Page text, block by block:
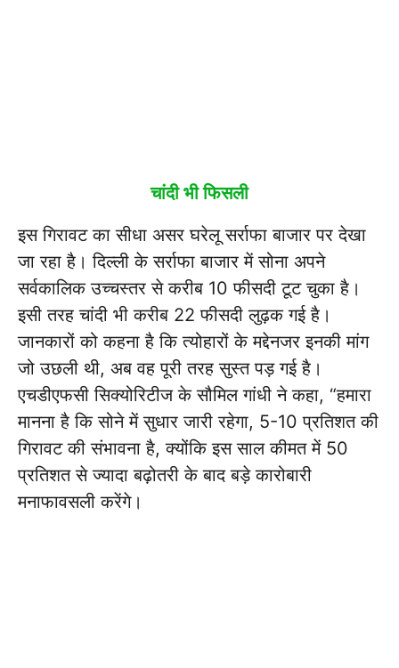
चांदी भी फिसली
इस गिरावट का सीधा असर घरेलू सर्राफा बाजार पर देखा
जा रहा है। दिल्ली के सर्राफा बाजार में सोना अपने
सर्वकालिक उच्चस्तर से करीब 10 फीसदी टूट चुका है।
इसी तरह चांदी भी करीब 22 फीसदी लुढ़क गई है।
जानकारों को कहना है कि त्योहारों के मद्देनजर इनकी मांग
जो उछली थी, अब वह पूरी तरह सुस्त पड़ गई है।
एचडीएफसी सिक्योरिटीज के सौमिल गांधी ने कहा, “हमारा
मानना है कि सोने में सुधार जारी रहेगा, 5-10 प्रतिशत की
गिरावट की संभावना है, क्योंकि इस साल कीमत में 50
प्रतिशत से ज्यादा बढ़ोतरी के बाद बड़े कारोबारी
मनाफावसली करेंगे।